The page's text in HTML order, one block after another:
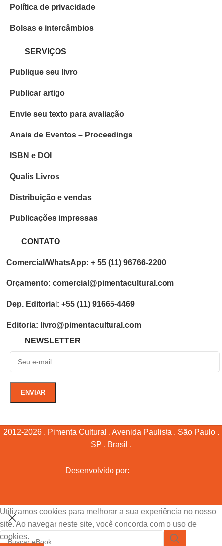
Política de privacidade
Bolsas e intercâmbios
SERVIÇOS
Publique seu livro
Publicar artigo
Envie seu texto para avaliação
Anais de Eventos – Proceedings
ISBN e DOI
Qualis Livros
Distribuição e vendas
Publicações impressas
CONTATO
Comercial/WhatsApp: + 55 (11) 96766-2200
Orçamento: comercial@pimentacultural.com
Dep. Editorial: +55 (11) 91665-4469
Editoria: livro@pimentacultural.com
NEWSLETTER
2012-2026 . Pimenta Cultural . Avenida Paulista . São Paulo .
SP . Brasil .
Desenvolvido por:
Utilizamos cookies para melhorar a sua experiência no nosso
site. Ao navegar neste site, você concorda com o uso de
cookies.